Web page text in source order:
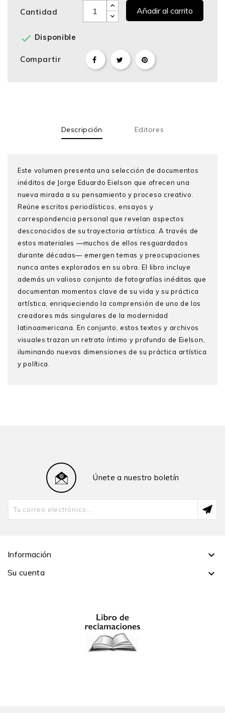
Cantidad Añadir al carrito
 Disponible
Compartir
Descripción Editores
Este volumen presenta una selección de documentos
inéditos de Jorge Eduardo Eielson que ofrecen una
nueva mirada a su pensamiento y proceso creativo.
Reúne escritos periodísticos, ensayos y
correspondencia personal que revelan aspectos
desconocidos de su trayectoria artística. A través de
estos materiales —muchos de ellos resguardados
durante décadas— emergen temas y preocupaciones
nunca antes explorados en su obra. El libro incluye
además un valioso conjunto de fotografías inéditas que
documentan momentos clave de su vida y su práctica
artística, enriqueciendo la comprensión de uno de los
creadores más singulares de la modernidad
latinoamericana. En conjunto, estos textos y archivos
visuales trazan un retrato íntimo y profundo de Eielson,
iluminando nuevas dimensiones de su práctica artística
y política.
mecanoscrito Lorenzelli (2024) junto a Kathia Hanza y
Mariana Rodríguez.
Cecilia Esparza
Departamento de Humanidades de la Pontificia
Ha publicado El Perú en la memoria. Sujeto y nación en
pensamiento de Simone de Beauvoir (2015) y
Trayectorias de los estudios de género: balance, retos
y propuestas tras 25 años en la PUCP (2020).
Únete a nuestro boletín
Información 
Su cuenta 